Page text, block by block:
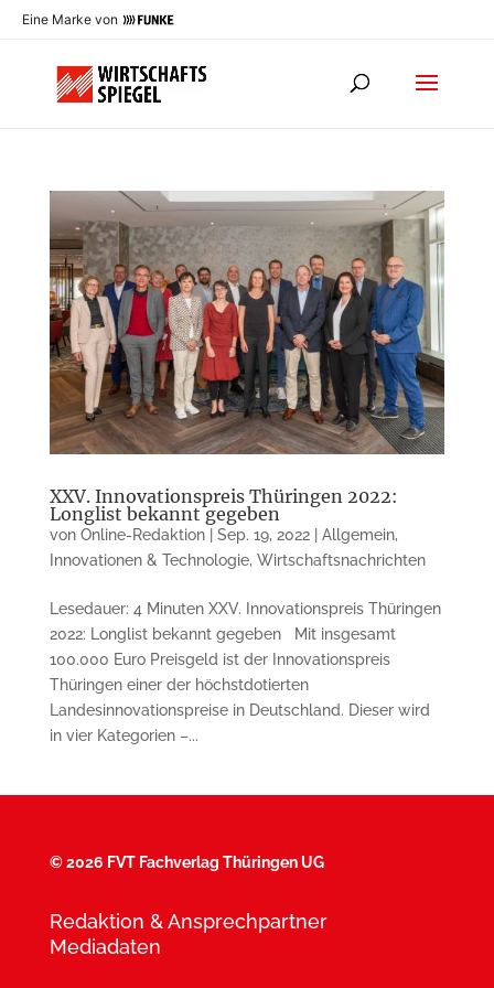
Eine Marke von
XXV. Innovationspreis Thüringen 2022:
Longlist bekannt gegeben
von Online-Redaktion| Sep. 19, 2022| Allgemein,
Innovationen & Technologie, Wirtschaftsnachrichten
Lesedauer: 4 Minuten XXV. Innovationspreis Thüringen
2022: Longlist bekannt gegeben Mit insgesamt
100.000 Euro Preisgeld ist der Innovationspreis
Thüringen einer der höchstdotierten
Landesinnovationspreise in Deutschland. Dieser wird
in vier Kategorien –...
©2026 FVT Fachverlag Thüringen UG
Redaktion & Ansprechpartner
Mediadaten